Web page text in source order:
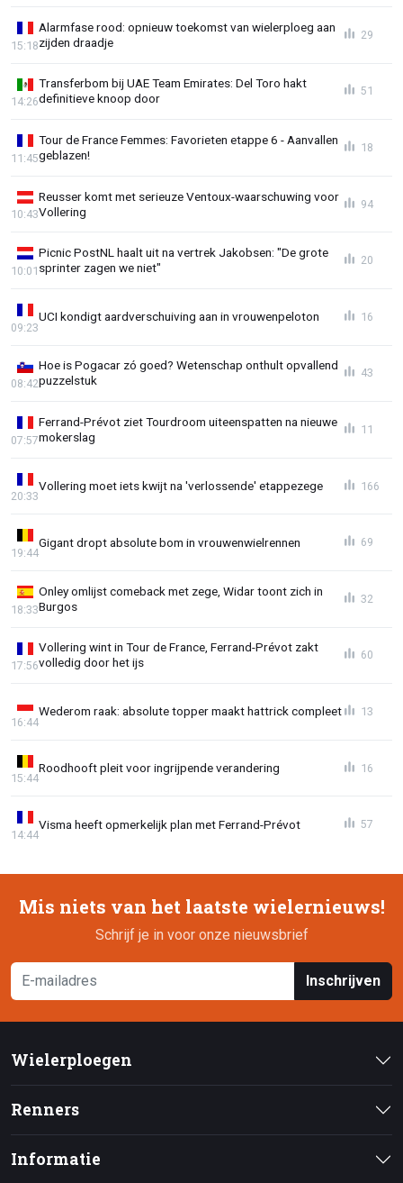
Alarmfase rood: opnieuw toekomst van wielerploeg aan
zijden draadje
15:18
29
Transferbom bij UAE Team Emirates: Del Toro hakt
definitieve knoop door
14:26
51
Tour de France Femmes: Favorieten etappe 6 - Aanvallen
geblazen!
11:45
18
Reusser komt met serieuze Ventoux-waarschuwing voor
Vollering
10:43
94
Picnic PostNL haalt uit na vertrek Jakobsen: "De grote
sprinter zagen we niet"
10:01
20
UCI kondigt aardverschuiving aan in vrouwenpeloton
09:23
16
Hoe is Pogacar zó goed? Wetenschap onthult opvallend
puzzelstuk
08:42
43
Ferrand-Prévot ziet Tourdroom uiteenspatten na nieuwe
mokerslag
07:57
11
Vollering moet iets kwijt na 'verlossende' etappezege
20:33
166
Gigant dropt absolute bom in vrouwenwielrennen
19:44
69
Onley omlijst comeback met zege, Widar toont zich in
Burgos
18:33
32
Vollering wint in Tour de France, Ferrand-Prévot zakt
volledig door het ijs
17:56
60
Wederom raak: absolute topper maakt hattrick compleet
16:44
13
Roodhooft pleit voor ingrijpende verandering
15:44
16
Visma heeft opmerkelijk plan met Ferrand-Prévot
14:44
57
Mis niets van het laatste wielernieuws!
Schrijf je in voor onze nieuwsbrief
Inschrijven
Wielerploegen
Renners
Informatie